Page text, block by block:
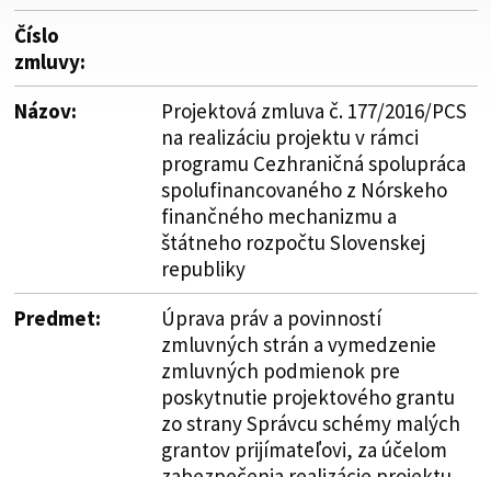
Číslo
zmluvy:
Názov:
Projektová zmluva č. 177/2016/PCS
na realizáciu projektu v rámci
programu Cezhraničná spolupráca
spolufinancovaného z Nórskeho
finančného mechanizmu a
štátneho rozpočtu Slovenskej
republiky
Predmet:
Úprava práv a povinností
zmluvných strán a vymedzenie
zmluvných podmienok pre
poskytnutie projektového grantu
zo strany Správcu schémy malých
grantov prijímateľovi, za účelom